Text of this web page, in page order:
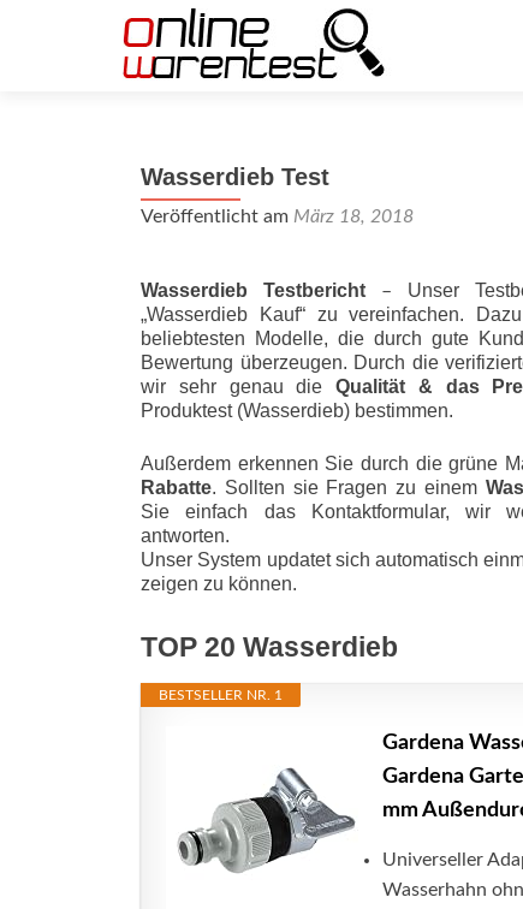
Wasserdieb Test
Veröffentlicht am März 18, 2018
Wasserdieb Testbericht – Unser
„Wasserdieb Kauf“ zu vereinfachen.
beliebtesten Modelle, die durch gute
Bewertung überzeugen. Durch die
wir sehr genau die Qualität & das
Produktest (Wasserdieb) bestimmen.
Außerdem erkennen Sie durch die grüne
Rabatte. Sollten sie Fragen zu einem
Sie einfach das Kontaktformular, wir
antworten.
Unser System updatet sich automatisch
zeigen zu können.
TOP 20 Wasserdieb
BESTSELLER NR. 1
Gardena
Gardena
mm
Universeller
Wasserhahn